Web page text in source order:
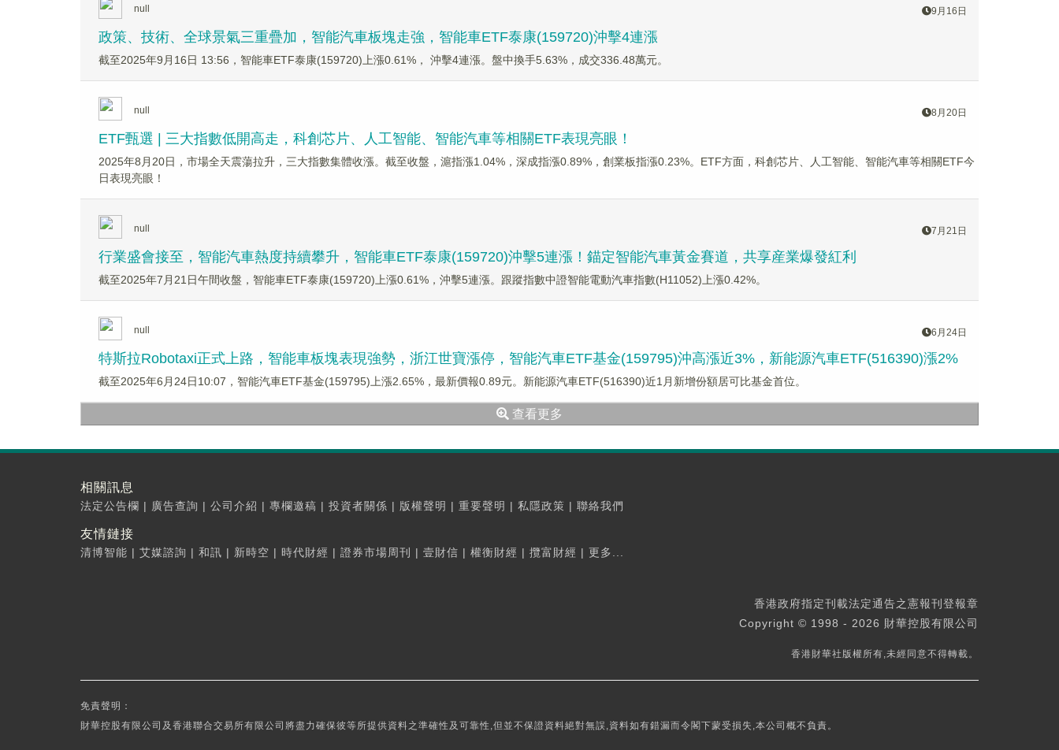
null 9月16日
政策、技術、全球景氣​​三重疊加，智能汽車板塊走強，智能車ETF泰康(159720)沖擊4連漲
截至2025年9月16日 13:56，智能車ETF泰康(159720)上漲0.61%， 沖擊4連漲。盤中換手5.63%，成交336.48萬元。
null 8月20日
ETF甄選 | 三大指數低開高走，科創芯片、人工智能、智能汽車等相關ETF表現亮眼！
2025年8月20日，市場全天震蕩拉升，三大指數集體收漲。截至收盤，滬指漲1.04%，深成指漲0.89%，創業板指漲0.23%。ETF方面，科創芯片、人工智能、智能汽車等相關ETF今
日表現亮眼！
null 7月21日
行業盛會接至，智能汽車熱度持續攀升，智能車ETF泰康(159720)沖擊5連漲！錨定智能汽車黃金賽道，共享産業爆發紅利
截至2025年7月21日午間收盤，智能車ETF泰康(159720)上漲0.61%，沖擊5連漲。跟蹤指數中證智能電動汽車指數(H11052)上漲0.42%。
null 6月24日
特斯拉Robotaxi正式上路，智能車板塊表現強勢，浙江世寶漲停，智能汽車ETF基金(159795)沖高漲近3%，新能源汽車ETF(516390)漲2%
截至2025年6月24日10:07，智能汽車ETF基金(159795)上漲2.65%，最新價報0.89元。新能源汽車ETF(516390)近1月新增份額居可比基金首位。
查看更多
相關訊息
法定公告欄 | 廣告查詢 | 公司介紹 | 專欄邀稿 | 投資者關係 | 版權聲明 | 重要聲明 | 私隱政策 | 聯絡我們
友情鏈接
清博智能 | 艾媒諮詢 | 和訊 | 新時空 | 時代財經 | 證券市場周刊 | 壹財信 | 權衡財經 | 攬富財經 | 更多...
香港政府指定刊載法定通告之憲報刊登報章
Copyright © 1998 - 2026 財華控股有限公司
香港財華社版權所有,未經同意不得轉載。
免責聲明：
財華控股有限公司及香港聯合交易所有限公司將盡力確保彼等所提供資料之準確性及可靠性,但並不保證資料絕對無誤,資料如有錯漏而令閣下蒙受損失,本公司概不負責。